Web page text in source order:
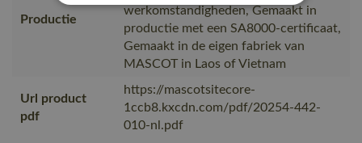
Productie
werkomstandigheden, Gemaakt in
productie met een SA8000-certificaat,
Gemaakt in de eigen fabriek van
MASCOT in Laos of Vietnam
Url product
pdf
https://mascotsitecore-
1ccb8.kxcdn.com/pdf/20254-442-
010-nl.pdf